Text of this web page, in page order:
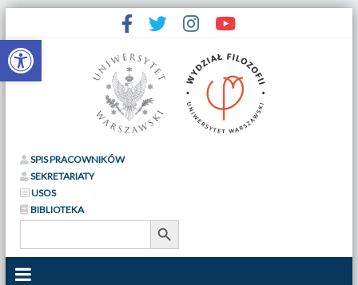
Otwórz pasek narzędzi
SPIS PRACOWNIKÓW
SEKRETARIATY
USOS
BIBLIOTEKA
Search
Search Button